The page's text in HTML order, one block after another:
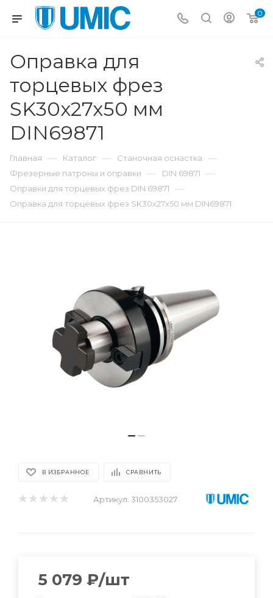
0
Оправка для
торцевых фрез
SK30x27x50 мм
DIN69871
Главная — Каталог — Станочная оснастка —
Фрезерные патроны и оправки — DIN 69871 —
Оправки для торцевых фрез DIN 69871 —
Оправка для торцевых фрез SK30x27x50 мм DIN69871
В ИЗБРАННОЕ СРАВНИТЬ
Артикул: 3100353027
5 079 ₽/шт